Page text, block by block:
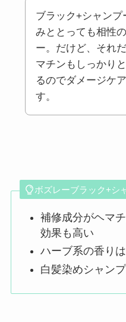
ブラック+シャンプ
みととっても相性
ー。だけど、それ
マチンもしっかり
るのでダメージケ
す。
ボズレーブラック+シ
補修成分がヘマ
効果も高い
ハーブ系の香り
白髪染めシャン